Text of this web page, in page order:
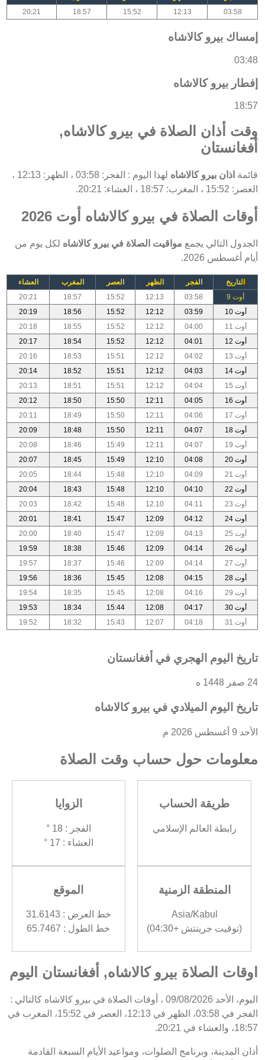
03:58
12:13
15:52
18:57
20:21
إمساك بيرو كالاشاه
03:48
إفطار بيرو كالاشاه
18:57
وقت أذان الصلاة في بيرو كالاشاه,
أفغانستان
قائمة اذان بيرو كالاشاه
لهذا اليوم : الفجر: 03:58 ، الظهر: 12:13 ،
العصر: 15:52 ، المغرب: 18:57 ، العشاء: 20:21.
أوقات الصلاة في بيرو كالاشاه أوت 2026
الجدول التالي يجمع مواقيت الصلاة في بيرو كالاشاه لكل يوم من
أيام أغسطس 2026.
التاريخ الفجر الظهر العصر المغرب
العشاء
أوت 9
03:58
12:13
15:52
18:57
20:21
أوت 10
03:59
12:12
15:52
18:56
20:19
أوت 11
04:00
12:12
15:52
18:55
20:18
أوت 12
04:01
12:12
15:52
18:54
20:17
أوت 13
04:02
12:12
15:51
18:53
20:16
أوت 14
04:03
12:12
15:51
18:52
20:14
أوت 15
04:04
12:12
15:51
18:51
20:13
أوت 16
04:05
12:11
15:50
18:50
20:12
أوت 17
04:06
12:11
15:50
18:49
20:11
أوت 18
04:07
12:11
15:50
18:48
20:09
أوت 19
04:07
12:11
15:49
18:46
20:08
أوت 20
04:08
12:10
15:49
18:45
20:07
أوت 21
04:09
12:10
15:48
18:44
20:05
أوت 22
04:10
12:10
15:48
18:43
20:04
أوت 23
04:11
12:10
15:48
18:42
20:03
أوت 24
04:12
12:09
15:47
18:41
20:01
أوت 25
04:13
12:09
15:47
18:40
20:00
أوت 26
04:14
12:09
15:46
18:38
19:59
أوت 27
04:14
12:09
15:46
18:37
19:57
أوت 28
04:15
12:08
15:45
18:36
19:56
أوت 29
04:16
12:08
15:45
18:35
19:54
أوت 30
04:17
12:08
15:44
18:34
19:53
أوت 31
04:18
12:07
15:43
18:32
19:52
تاريخ اليوم الهجري في أفغانستان
24 صفر 1448 ه
تاريخ اليوم الميلادي في بيرو كالاشاه
الأحد 9 أغسطس 2026 م
معلومات حول حساب وقت الصلاة
طريقة الحساب
رابطة العالم الإسلامي
الزوايا
الفجر : 18 °
العشاء : 17 °
المنطقة الزمنية
Asia/Kabul
(توقيت جرينتش +04:30)
الموقع
خط العرض : 31.6143
خط الطول : 65.7467
اوقات الصلاة بيرو كالاشاه, أفغانستان اليوم
اليوم، الأحد 09/08/2026 ، أوقات الصلاة في بيرو كالاشاه كالتالي :
الفجر في 03:58، الظهر في 12:13، العصر في 15:52، المغرب في
18:57، والعشاء في 20:21.
أذان المدينة، وبرنامج الصلوات، ومواعيد الأيام السبعة القادمة